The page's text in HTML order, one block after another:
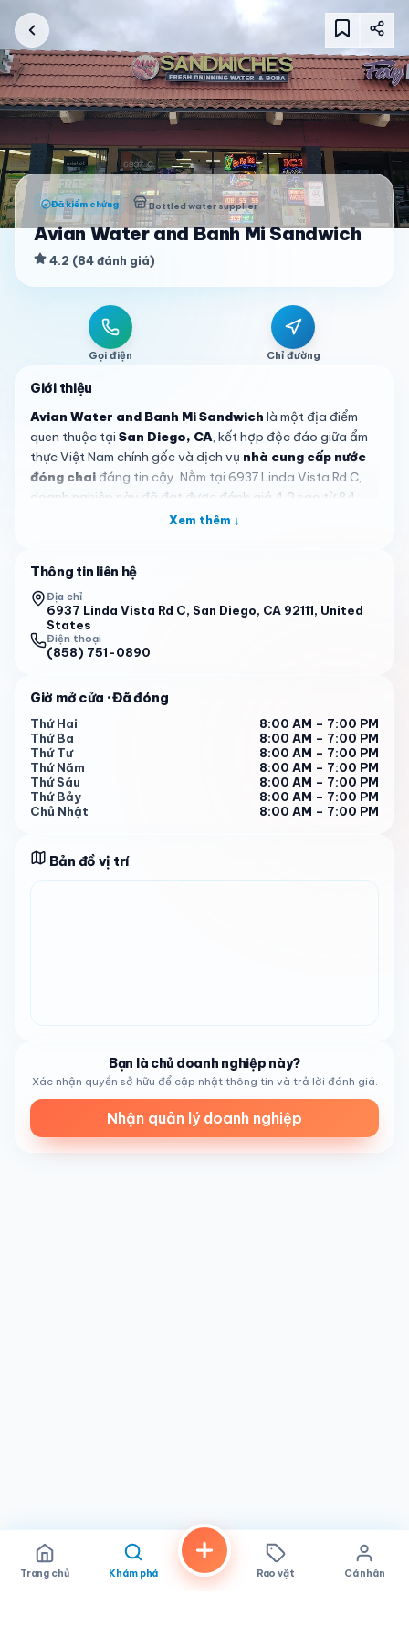
Đã kiểm chứng Bottled water supplier
Avian Water and Banh Mi Sandwich
4.2 (84 đánh giá)
Gọi điện Chỉ đường
Giới thiệu
Avian Water and Banh Mi Sandwich là một địa điểm
quen thuộc tại San Diego, CA, kết hợp độc đáo giữa ẩm
thực Việt Nam chính gốc và dịch vụ nhà cung cấp nước
đóng chai đáng tin cậy. Nằm tại 6937 Linda Vista Rd C,
doanh nghiệp này đã đạt được đánh giá 4,2 sao từ 84
lượt nhận xét, khẳng định vị thế là điểm đến tin cậy cho đồ
Món nổi bật tại đây là
nướng giòn tan, kết hợp với nhân đa dạng và cân đối.
Thực khách khen ngợi các lựa chọn như bánh mì thịt viên,
chả lụa và bánh mì nướng, với giá trung bình khoảng $7,95
tượng
, bao gồm bánh mì trứng và thịt heo chay từ đậu
nành, đáp ứng khẩu vị của cả những người ăn chay lâu
năm bằng chất lượng và hương vị tương tự.
Ngoài bánh mì,
Avian Water and Banh Mi Sandwich
còn cung cấp nhiều loại đồ uống hấp dẫn, từ trà sữa trân
châu thơm ngon, cà phê đá giải khát đến sinh tố, hòa
quyện hoàn hảo với đồ ăn. Không gianấm cúng và thân
lần ghé thăm đều dễ chịu. Đây là nơi nhộn nhịp, đặc biệt
vào buổi sáng, khi người dân địa phương dừng lại thưởng
ăn và nhu cầu thiết yếu tại khu vựcSan Diego .
Mở cửa hàng ngày từ 8:00 sáng đến 7:00 tối,Avian
Water and Banh Mi Sandwichchào đón bạn đến trải
nghiệm sự tận tâm với sự tươi ngon và hương vị. Dù bạn
Xem thêm ↓
Thông tin liên hệ
Địa chỉ
6937 Linda Vista Rd C, San Diego, CA 92111, United
States
Điện thoại
(858) 751-0890
Giờ mở cửa · Đã đóng
Thứ Hai
8:00 AM – 7:00 PM
Thứ Ba
8:00 AM – 7:00 PM
Thứ Tư
8:00 AM – 7:00 PM
Thứ Năm
8:00 AM – 7:00 PM
Thứ Sáu
8:00 AM – 7:00 PM
Thứ Bảy
8:00 AM – 7:00 PM
Chủ Nhật
8:00 AM – 7:00 PM
Bản đồ vị trí
Bạn là chủ doanh nghiệp này?
Xác nhận quyền sở hữu để cập nhật thông tin và trả lời đánh giá.
Nhận quản lý doanh nghiệp
Trang chủ Khám phá Rao vặt Cá nhân